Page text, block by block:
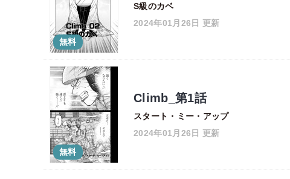
無料
S級のカベ
2024年01月26日 更新
無料
Climb_第1話
スタート・ミー・アップ
2024年01月26日 更新